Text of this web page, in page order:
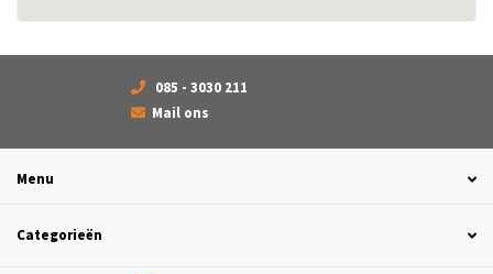
085 - 3030 211
Mail ons
Menu
Categorieën